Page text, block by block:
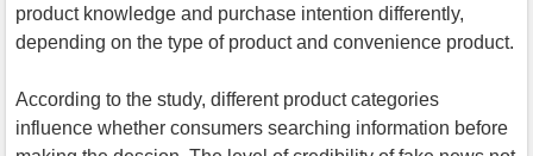
product knowledge and purchase intention differently,
depending on the type of product and convenience product.
According to the study, different product categories
influence whether consumers searching information before